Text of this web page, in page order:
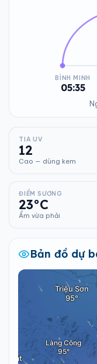
BÌNH MINH
05:35
TIA UV
12
Cao — dùng kem
ĐIỂM SƯƠNG
23°C
Ẩm vừa phải
Bản đồ dự